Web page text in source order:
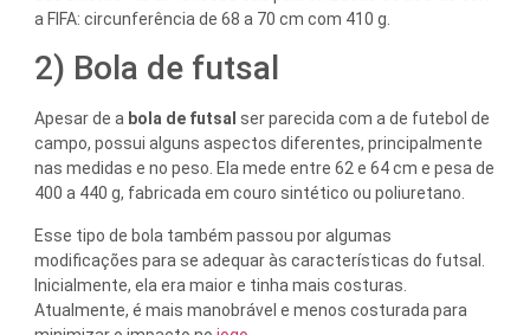
a FIFA: circunferência de 68 a 70 cm com 410 g.
2) Bola de futsal
Apesar de a bola de futsal ser parecida com a de futebol de
campo, possui alguns aspectos diferentes, principalmente
nas medidas e no peso. Ela mede entre 62 e 64 cm e pesa de
400 a 440 g, fabricada em couro sintético ou poliuretano.
Esse tipo de bola também passou por algumas
modificações para se adequar às características do futsal.
Inicialmente, ela era maior e tinha mais costuras.
Atualmente, é mais manobrável e menos costurada para